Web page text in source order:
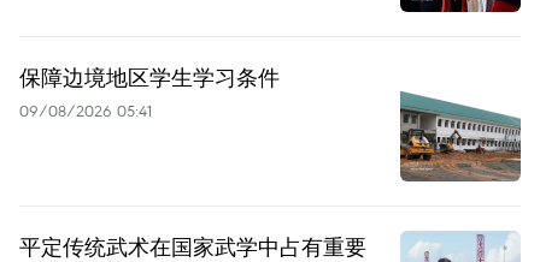
保障边境地区学生学习条件
09/08/2026 05:41
平定传统武术在国家武学中占有重要